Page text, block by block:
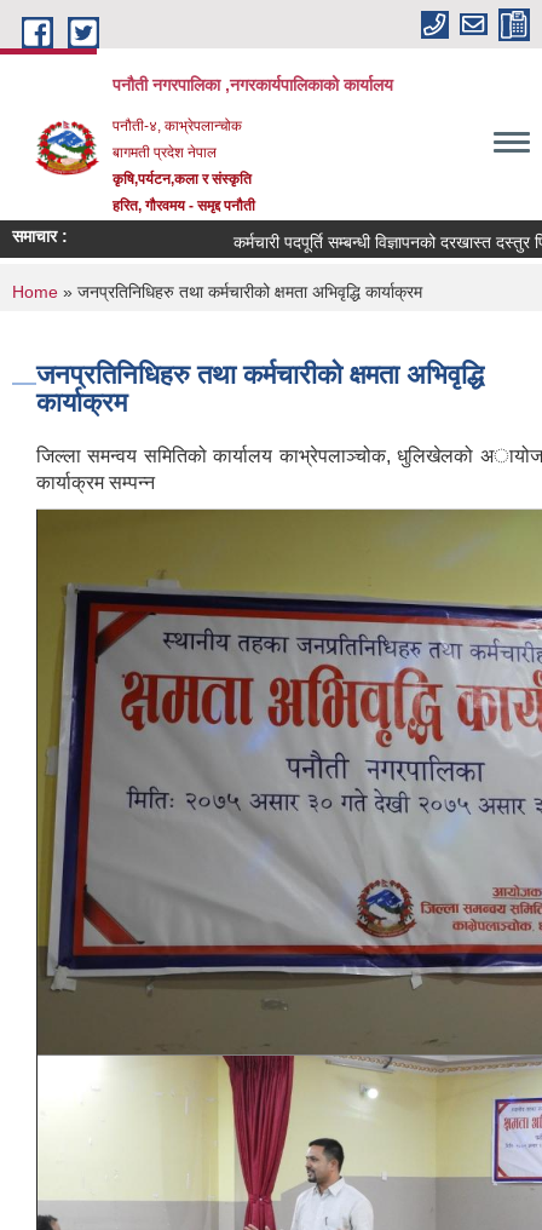
Skip to main content
पनौती नगरपालिका ,नगरकार्यपालिकाको कार्यालय
पनौती-४, काभ्रेपलान्चोक
बागमती प्रदेश नेपाल
कृषि,पर्यटन,कला र संस्कृति
हरित, गौरवमय - समृद्द पनौती
समाचार : कर्मचारी पदपूर्ति सम्बन्धी विज्ञापनको दरखास्त दस्तुर
You are here
Home » जनप्रतिनिधिहरु तथा कर्मचारीको क्षमता अभिवृद्धि कार्याक्रम
जनप्रतिनिधिहरु तथा कर्मचारीको क्षमता अभिवृद्धि
कार्याक्रम
जिल्ला समन्वय समितिको कार्यालय काभ्रेपलाञ्चोक, धुलिखेलको
कार्याक्रम सम्पन्न